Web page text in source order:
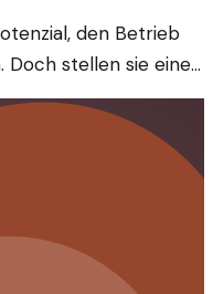
den Betrieb
Doch stellen sie eine
für die